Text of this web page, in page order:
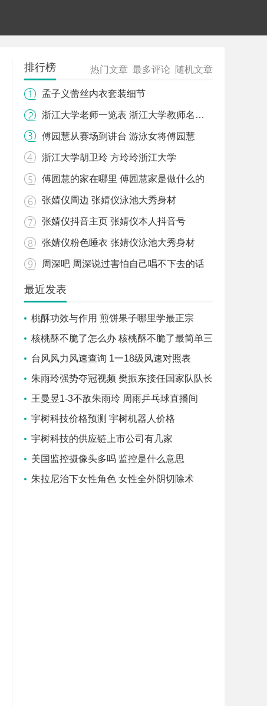
排行榜 热门文章 最多评论 随机文章
孟子义蕾丝内衣套装细节
浙江大学老师一览表 浙江大学教师名单查询
傅园慧从赛场到讲台 游泳女将傅园慧
浙江大学胡卫玲 方玲玲浙江大学
傅园慧的家在哪里 傅园慧家是做什么的
张婧仪周边 张婧仪泳池大秀身材
张婧仪抖音主页 张婧仪本人抖音号
张婧仪粉色睡衣 张婧仪泳池大秀身材
周深吧 周深说过害怕自己唱不下去的话
最近发表
桃酥功效与作用 煎饼果子哪里学最正宗
核桃酥不脆了怎么办 核桃酥不脆了最简单三
个步骤
台风风力风速查询 1一18级风速对照表
朱雨玲强势夺冠视频 樊振东接任国家队队长
了吗
王曼昱1-3不敌朱雨玲 周雨乒乓球直播间
宇树科技价格预测 宇树机器人价格
宇树科技的供应链上市公司有几家
美国监控摄像头多吗 监控是什么意思
朱拉尼治下女性角色 女性全外阴切除术